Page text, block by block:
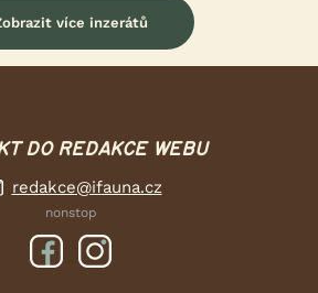
více inzerátů
DO REDAKCE WEBU
redakce@ifauna.cz
nonstop